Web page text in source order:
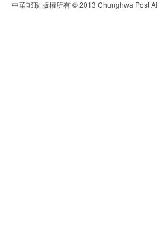
中華郵政 版權所有 © 2013 Chunghwa Post